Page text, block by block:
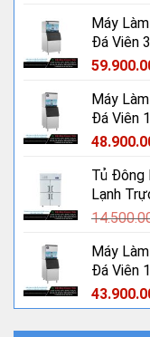
Máy
Đá Viên
Máy
Đá Viên
Tủ Đông
Lạnh
Máy
Đá Viên